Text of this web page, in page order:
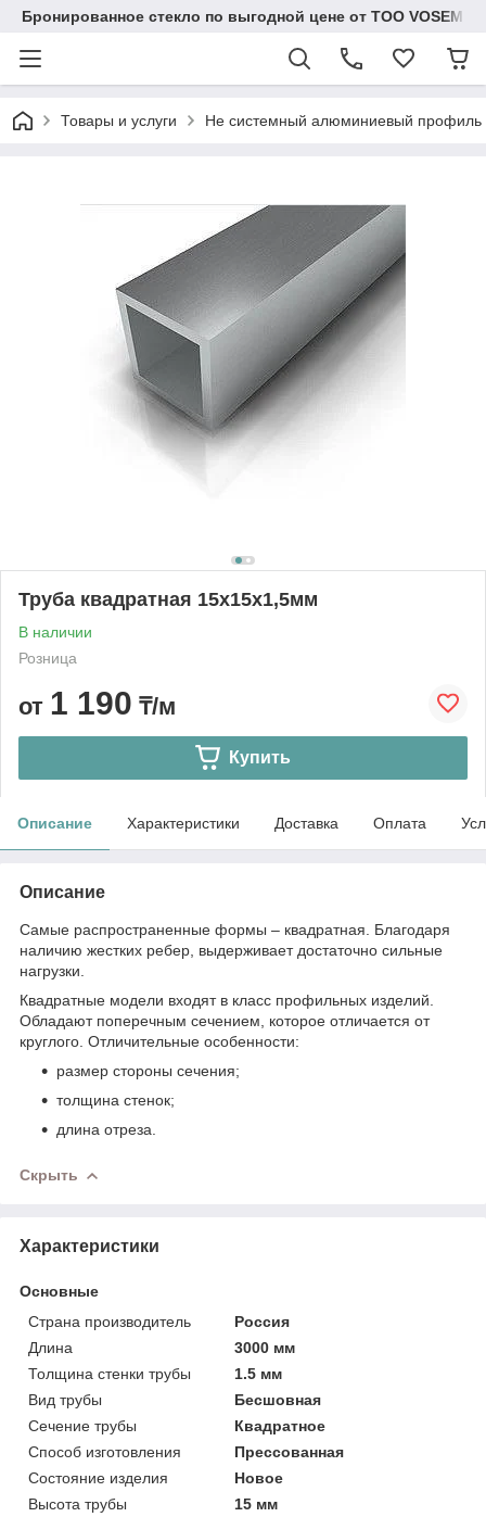
Бронированное стекло по выгодной цене от ТОО VOSEM
Товары и услуги Не системный алюминиевый профиль
Труба квадратная 15х15х1,5мм
В наличии
Розница
от 1 190 ₸/м
Купить
Описание Характеристики Доставка Оплата
Описание
Самые распространенные формы – квадратная. Благодаря
наличию жестких ребер, выдерживает достаточно сильные
нагрузки.
Квадратные модели входят в класс профильных изделий.
Обладают поперечным сечением, которое отличается от
круглого. Отличительные особенности:
размер стороны сечения;
толщина стенок;
длина отреза.
Скрыть
Характеристики
Основные
Страна производитель
Россия
Длина
3000 мм
Толщина стенки трубы
1.5 мм
Вид трубы
Бесшовная
Сечение трубы
Квадратное
Способ изготовления
Прессованная
Состояние изделия
Новое
Высота трубы
15 мм